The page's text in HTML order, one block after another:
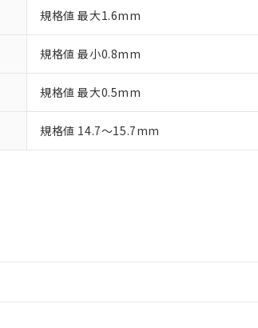
規格値 最大1.6mm
規格値 最小0.8mm
規格値 最大0.5mm
規格値 14.7～15.7mm